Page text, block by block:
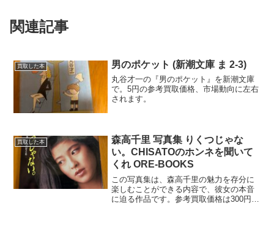
関連記事
買取した本 男のポケット (新潮文庫 ま 2-3)
丸谷才一の『男のポケット』を新潮文庫
で。5円の参考買取価格、市場動向に左右
されます。
買取した本
森高千里 写真集 りくつじゃな
い。CHISATOのホンネを聞いて
くれ ORE-BOOKS
この写真集は、森高千里の魅力を存分に
楽しむことができる内容で、彼女の本音
に迫る作品です。参考買取価格は300円